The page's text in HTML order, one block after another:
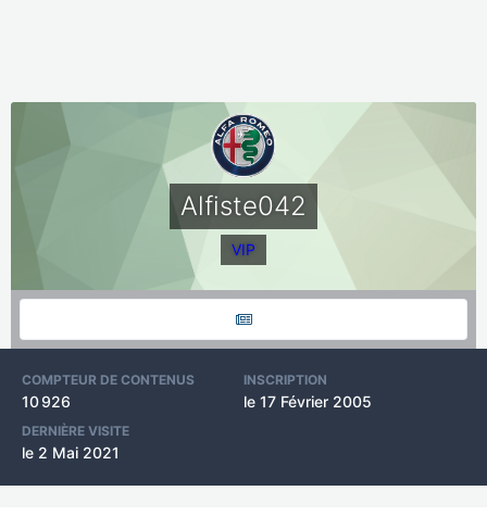
Alfiste042
VIP
COMPTEUR DE CONTENUS
10 926
INSCRIPTION
le 17 Février 2005
DERNIÈRE VISITE
le 2 Mai 2021